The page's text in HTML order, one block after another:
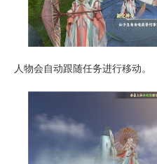
人物会自动跟随任务进行移动。